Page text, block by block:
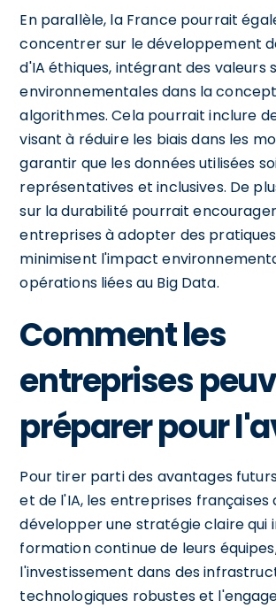
En parallèle, la France pourrait
concentrer sur le développement
d'IA éthiques, intégrant des valeurs
environnementales dans la
algorithmes. Cela pourrait inclure
visant à réduire les biais dans les
garantir que les données utilisées
représentatives et inclusives. De
sur la durabilité pourrait
entreprises à adopter des
minimisent l'impact
opérations liées au Big Data.
Comment les
entreprises
préparer pour
Pour tirer parti des avantages
et de l'IA, les entreprises françaises
développer une stratégie claire qui
formation continue de leurs
l'investissement dans des
technologiques robustes et